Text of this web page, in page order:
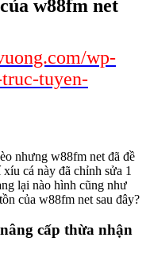
w88fm net
wp-
tuyen-
nhưng w88fm net đã đề
cá này đã chỉnh sửa 1
lại nào hình cũng như
của w88fm net sau đây?
cấp thừa nhận